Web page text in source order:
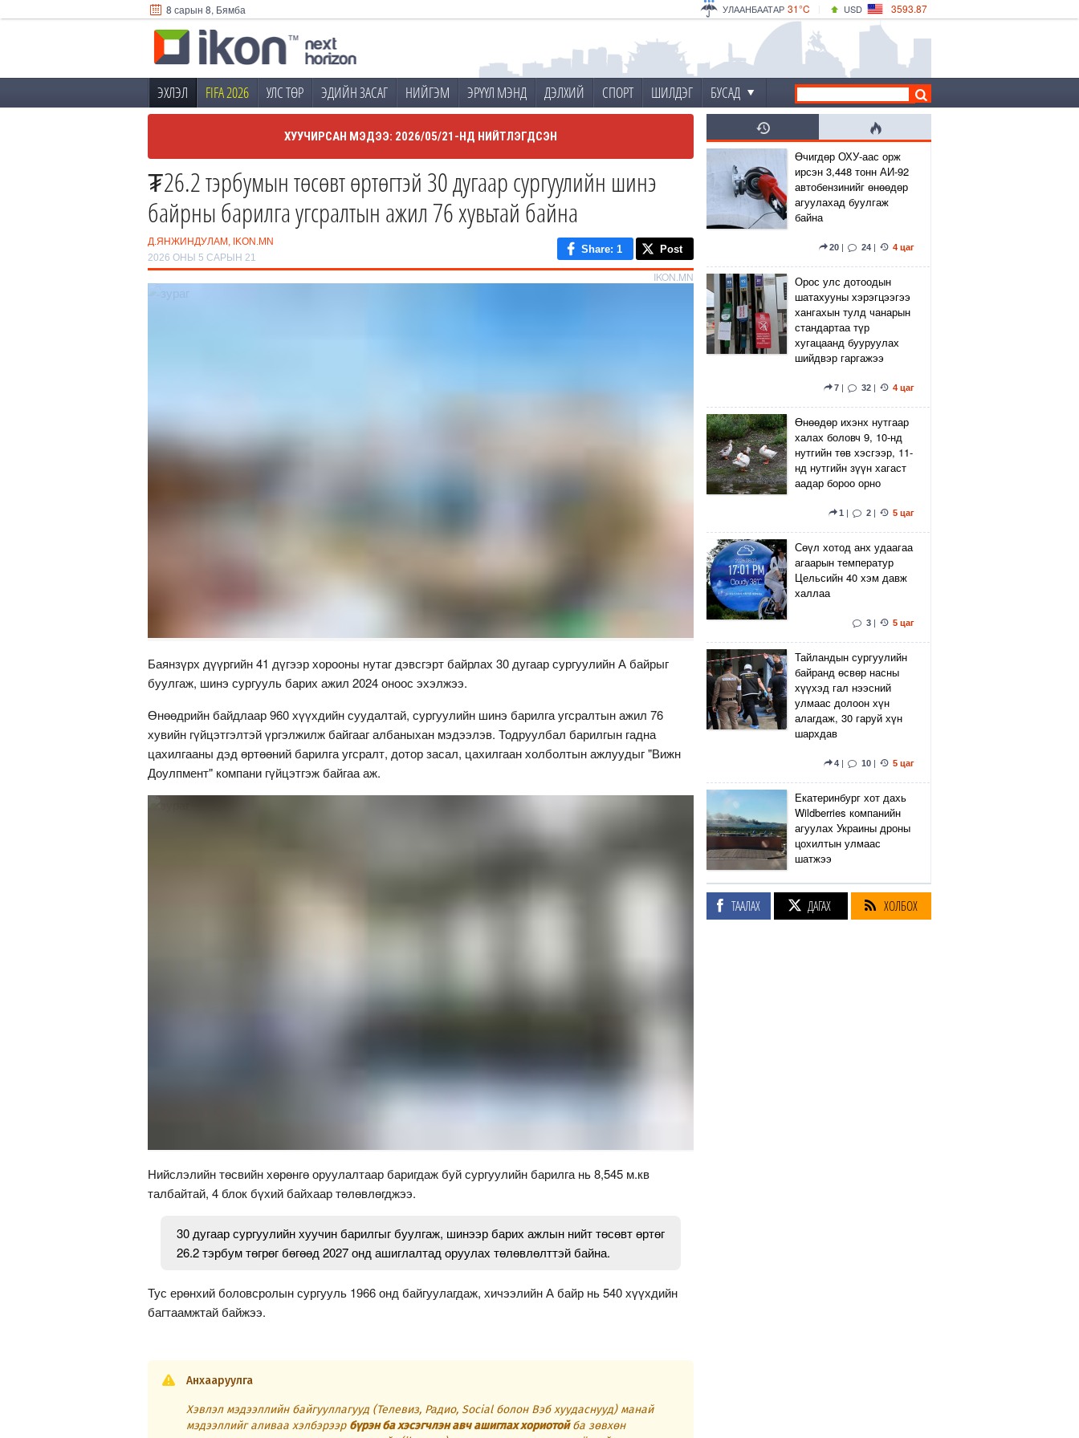
8 сарын 8, Бямба 31°C
УЛААНБААТАР
33°C
ДАРХАН
30°C
ЭРДЭНЭТ
USD 3593.87
4141.04
ЭХЛЭЛ FIFA 2026 УЛС ТӨР ЭДИЙН ЗАСАГ НИЙГЭМ ЭРҮҮЛ МЭНД ДЭЛХИЙ СПОРТ ШИЛДЭГ БУСАД
ХУУЧИРСАН МЭДЭЭ: 2026/05/21-НД НИЙТЛЭГДСЭН
₮26.2 тэрбумын төсөвт өртөгтэй 30 дугаар сургуулийн шинэ
байрны барилга угсралтын ажил 76 хувьтай байна
Д.ЯНЖИНДУЛАМ, IKON.MN
2026 ОНЫ 5 САРЫН 21
Share: 1 Post
IKON.MN
Баянзүрх дүүргийн 41 дүгээр хорооны нутаг дэвсгэрт байрлах 30 дугаар сургуулийн А байрыг
буулгаж, шинэ сургууль барих ажил 2024 оноос эхэлжээ.
Өнөөдрийн байдлаар 960 хүүхдийн суудалтай, сургуулийн шинэ барилга угсралтын ажил 76
хувийн гүйцэтгэлтэй үргэлжилж байгааг албаныхан мэдээлэв. Тодруулбал барилгын гадна
цахилгааны дэд өртөөний барилга угсралт, дотор засал, цахилгаан холболтын ажлуудыг "Вижн
Доулпмент" компани гүйцэтгэж байгаа аж.
Нийслэлийн төсвийн хөрөнгө оруулалтаар баригдаж буй сургуулийн барилга нь 8,545 м.кв
талбайтай, 4 блок бүхий байхаар төлөвлөгджээ.
30 дугаар сургуулийн хуучин барилгыг буулгаж, шинээр барих ажлын нийт төсөвт өртөг
26.2 тэрбум төгрөг бөгөөд 2027 онд ашиглалтад оруулах төлөвлөлттэй байна.
Тус ерөнхий боловсролын сургууль 1966 онд байгуулагдаж, хичээлийн А байр нь 540 хүүхдийн
багтаамжтай байжээ.
Анхааруулга
Хэвлэл мэдээллийн байгууллагууд (Телевиз, Радио, Social болон Вэб хуудаснууд) манай
мэдээллийг аливаа хэлбэрээр бүрэн ба хэсэгчлэн авч ашиглах хориотойба зөвхөн
Өчигдөр ОХУ-аас орж
ирсэн 3,448 тонн АИ-92
автобензинийг өнөөдөр
агуулахад буулгаж
байна
20 | 24 | 4 цаг
Орос улс дотоодын
шатахууны хэрэгцээгээ
хангахын тулд чанарын
стандартаа түр
хугацаанд бууруулах
шийдвэр гаргажээ
7 | 32 | 4 цаг
Өнөөдөр ихэнх нутгаар
халах боловч 9, 10-нд
нутгийн төв хэсгээр, 11-
нд нутгийн зүүн хагаст
аадар бороо орно
1 | 2 | 5 цаг
Сөүл хотод анх удаагаа
агаарын температур
Цельсийн 40 хэм давж
халлаа
3 | 5 цаг
Тайландын сургуулийн
байранд өсвөр насны
хүүхэд гал нээсний
улмаас долоон хүн
алагдаж, 30 гаруй хүн
шархдав
4 | 10 | 5 цаг
Екатеринбург хот дахь
Wildberries компанийн
агуулах Украины дроны
цохилтын улмаас
шатжээ
Элэгний өөхлөлт
ТААЛАХ ДАГАХ ХОЛБОХ